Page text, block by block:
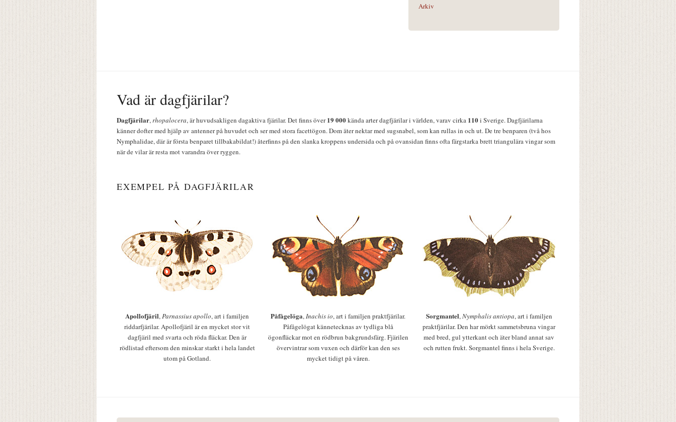
Arkiv
Vad är dagfjärilar?
Dagfjärilar,rhopalocera, är huvudsakligen dagaktiva fjärilar. Det finns över19 000kända arter dagfjärilar i världen, varav cirka 110i Sverige. Dagfjärilarna
känner dofter med hjälp av antenner på huvudet och ser med stora facettögon. Dom äter nektar med sugsnabel, som kan rullas in och ut. De tre benparen (två hos
Nymphalidae, där är första benparet tillbakabildat!) återfinns på den slanka kroppens undersida och på ovansidan finns ofta färgstarka brett triangulära vingar som
när de vilar är resta mot varandra över ryggen.
EXEMPEL PÅ DAGFJÄRILAR
Apollofjäril,Parnassius apollo, art i familjen
riddarfjärilar. Apollofjäril är en mycket stor vit
dagfjäril med svarta och röda fläckar. Den är
rödlistad eftersom den minskar starkt i hela landet
utom på Gotland.
Påfågelöga,Inachis io, art i familjen praktfjärilar.
Påfågelögat kännetecknas av tydliga blå
ögonfläckar mot en rödbrun bakgrundsfärg. Fjärilen
övervintrar som vuxen och därför kan den ses
mycket tidigt på våren.
Sorgmantel,Nymphalis antiopa, art i familjen
praktfjärilar. Den har mörkt sammetsbruna vingar
med bred, gul ytterkant och äter bland annat sav
och rutten frukt. Sorgmantel finns i hela Sverige.